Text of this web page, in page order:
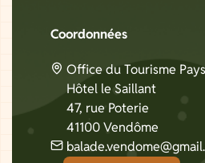
Coordonnées
Office du Tourisme
Hôtel le Saillant
47, rue Poterie
41100 Vendôme